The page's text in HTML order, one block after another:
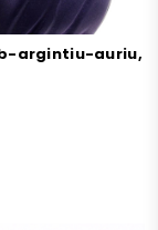
argintiu-auriu,